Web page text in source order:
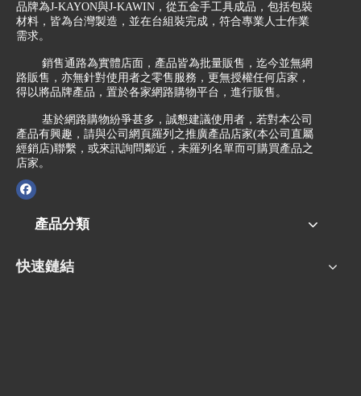
品牌為J-KAYON與J-KAWIN，從五金手工具成品，包括包裝
材料，皆為台灣製造，並在台組裝完成，符合專業人士作業
需求。
銷售通路為實體店面，產品皆為批量販售，迄今並無網
路販售，亦無針對使用者之零售服務，更無授權任何店家，
得以將品牌產品，置於各家網路購物平台，進行販售。
基於網路購物紛爭甚多，誠懇建議使用者，若對本公司
產品有興趣，請與公司網頁羅列之推廣產品店家(本公司直屬
經銷店)聯繫，或來訊詢問鄰近，未羅列名單而可購買產品之
店家。
產品分類
快速鏈結